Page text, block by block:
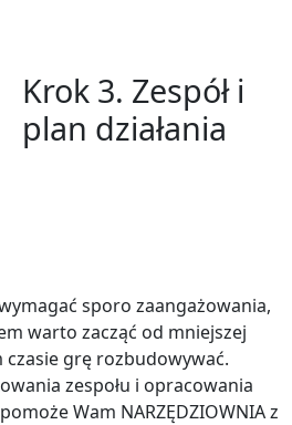
Krok 3. Zespół i
plan działania
sporo zaangażowania,
warto zacząć od mniejszej
czasie grę rozbudowywać.
zespołu i opracowania
Wam NARZĘDZIOWNIA z